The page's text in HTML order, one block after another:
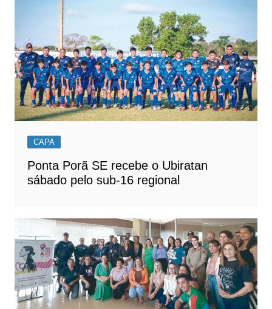
CAPA
Ponta Porã SE recebe o Ubiratan
sábado pelo sub-16 regional